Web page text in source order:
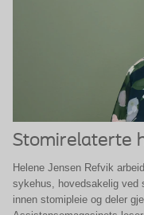
Stomirelaterte
Helene Jensen Refvik
sykehus, hovedsakelig ved
innen stomipleie og deler